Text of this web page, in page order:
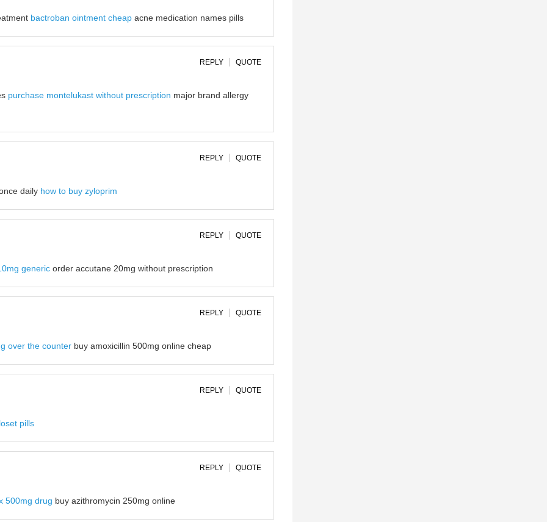
bactroban ointment cheap acne medication names pills
REPLY QUOTE
purchase montelukast without prescription major brand allergy
REPLY QUOTE
daily how to buy zyloprim
REPLY QUOTE
generic order accutane 20mg without prescription
REPLY QUOTE
over the counter buy amoxicillin 500mg online cheap
REPLY QUOTE
pills
REPLY QUOTE
500mg drug buy azithromycin 250mg online